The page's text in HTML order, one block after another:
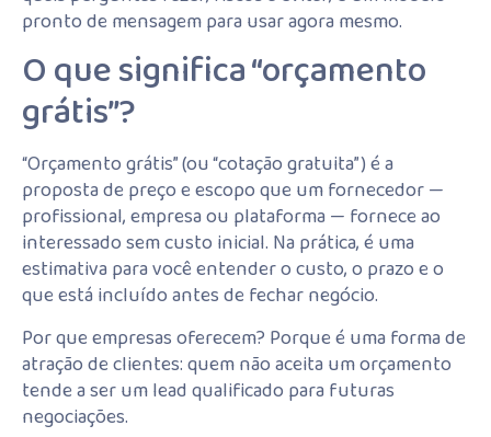
pronto de mensagem para usar agora mesmo.
O que significa “orçamento
grátis”?
“Orçamento grátis” (ou “cotação gratuita”) é a
proposta de preço e escopo que um fornecedor —
profissional, empresa ou plataforma — fornece ao
interessado sem custo inicial. Na prática, é uma
estimativa para você entender o custo, o prazo e o
que está incluído antes de fechar negócio.
Por que empresas oferecem? Porque é uma forma de
atração de clientes: quem não aceita um orçamento
tende a ser um lead qualificado para futuras
negociações.